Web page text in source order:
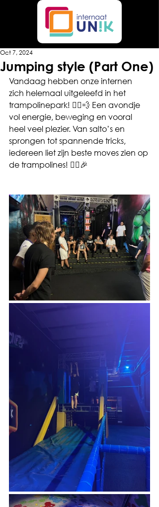
Jumping style (Part One)
Oct 7, 2024
Vandaag hebben onze internen
zich helemaal uitgeleefd in het
trampolinepark! 🏃‍♂️💨 Een avondje
vol energie, beweging en vooral
heel veel plezier. Van salto’s en
sprongen tot spannende tricks,
iedereen liet zijn beste moves zien op
de trampolines! 🤸‍♀️🎉